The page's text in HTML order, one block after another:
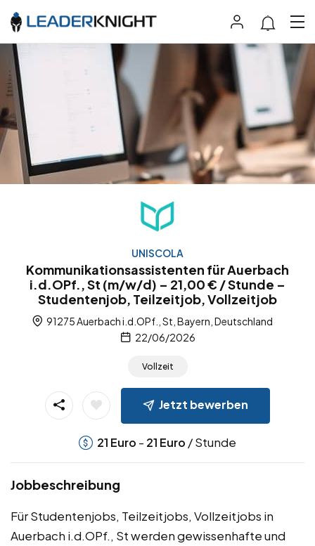
UNISCOLA
Kommunikationsassistenten für Auerbach
i.d.OPf., St (m/w/d) – 21,00 € / Stunde –
Studentenjob, Teilzeitjob, Vollzeitjob
91275 Auerbach i.d.OPf., St, Bayern, Deutschland
22/06/2026
Vollzeit
Jetzt bewerben
21 Euro - 21 Euro / Stunde
Jobbeschreibung
Für Studentenjobs, Teilzeitjobs, Vollzeitjobs in
Auerbach i.d.OPf., St werden gewissenhafte und